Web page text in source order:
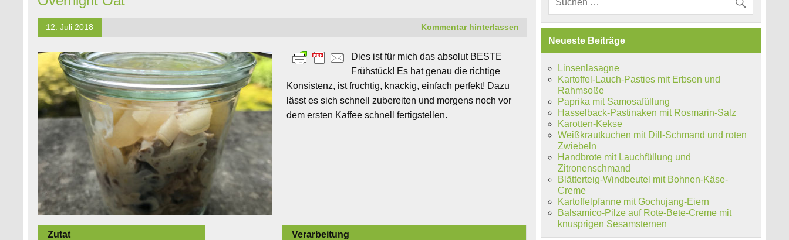
12. Juli 2018 Kommentar hinterlassen
Dies ist für mich das absolut BESTE
Frühstück! Es hat genau die richtige
Konsistenz, ist fruchtig, knackig, einfach perfekt! Dazu
lässt es sich schnell zubereiten und morgens noch vor
dem ersten Kaffee schnell fertigstellen.
Zutat
Verarbeitung
Neueste Beiträge
Linsenlasagne
Kartoffel-Lauch-Pasties mit Erbsen und
Rahmsoße
Paprika mit Samosafüllung
Hasselback-Pastinaken mit Rosmarin-Salz
Karotten-Kekse
Weißkrautkuchen mit Dill-Schmand und roten
Zwiebeln
Handbrote mit Lauchfüllung und
Zitronenschmand
Blätterteig-Windbeutel mit Bohnen-Käse-
Creme
Kartoffelpfanne mit Gochujang-Eiern
Balsamico-Pilze auf Rote-Bete-Creme mit
knusprigen Sesamsternen